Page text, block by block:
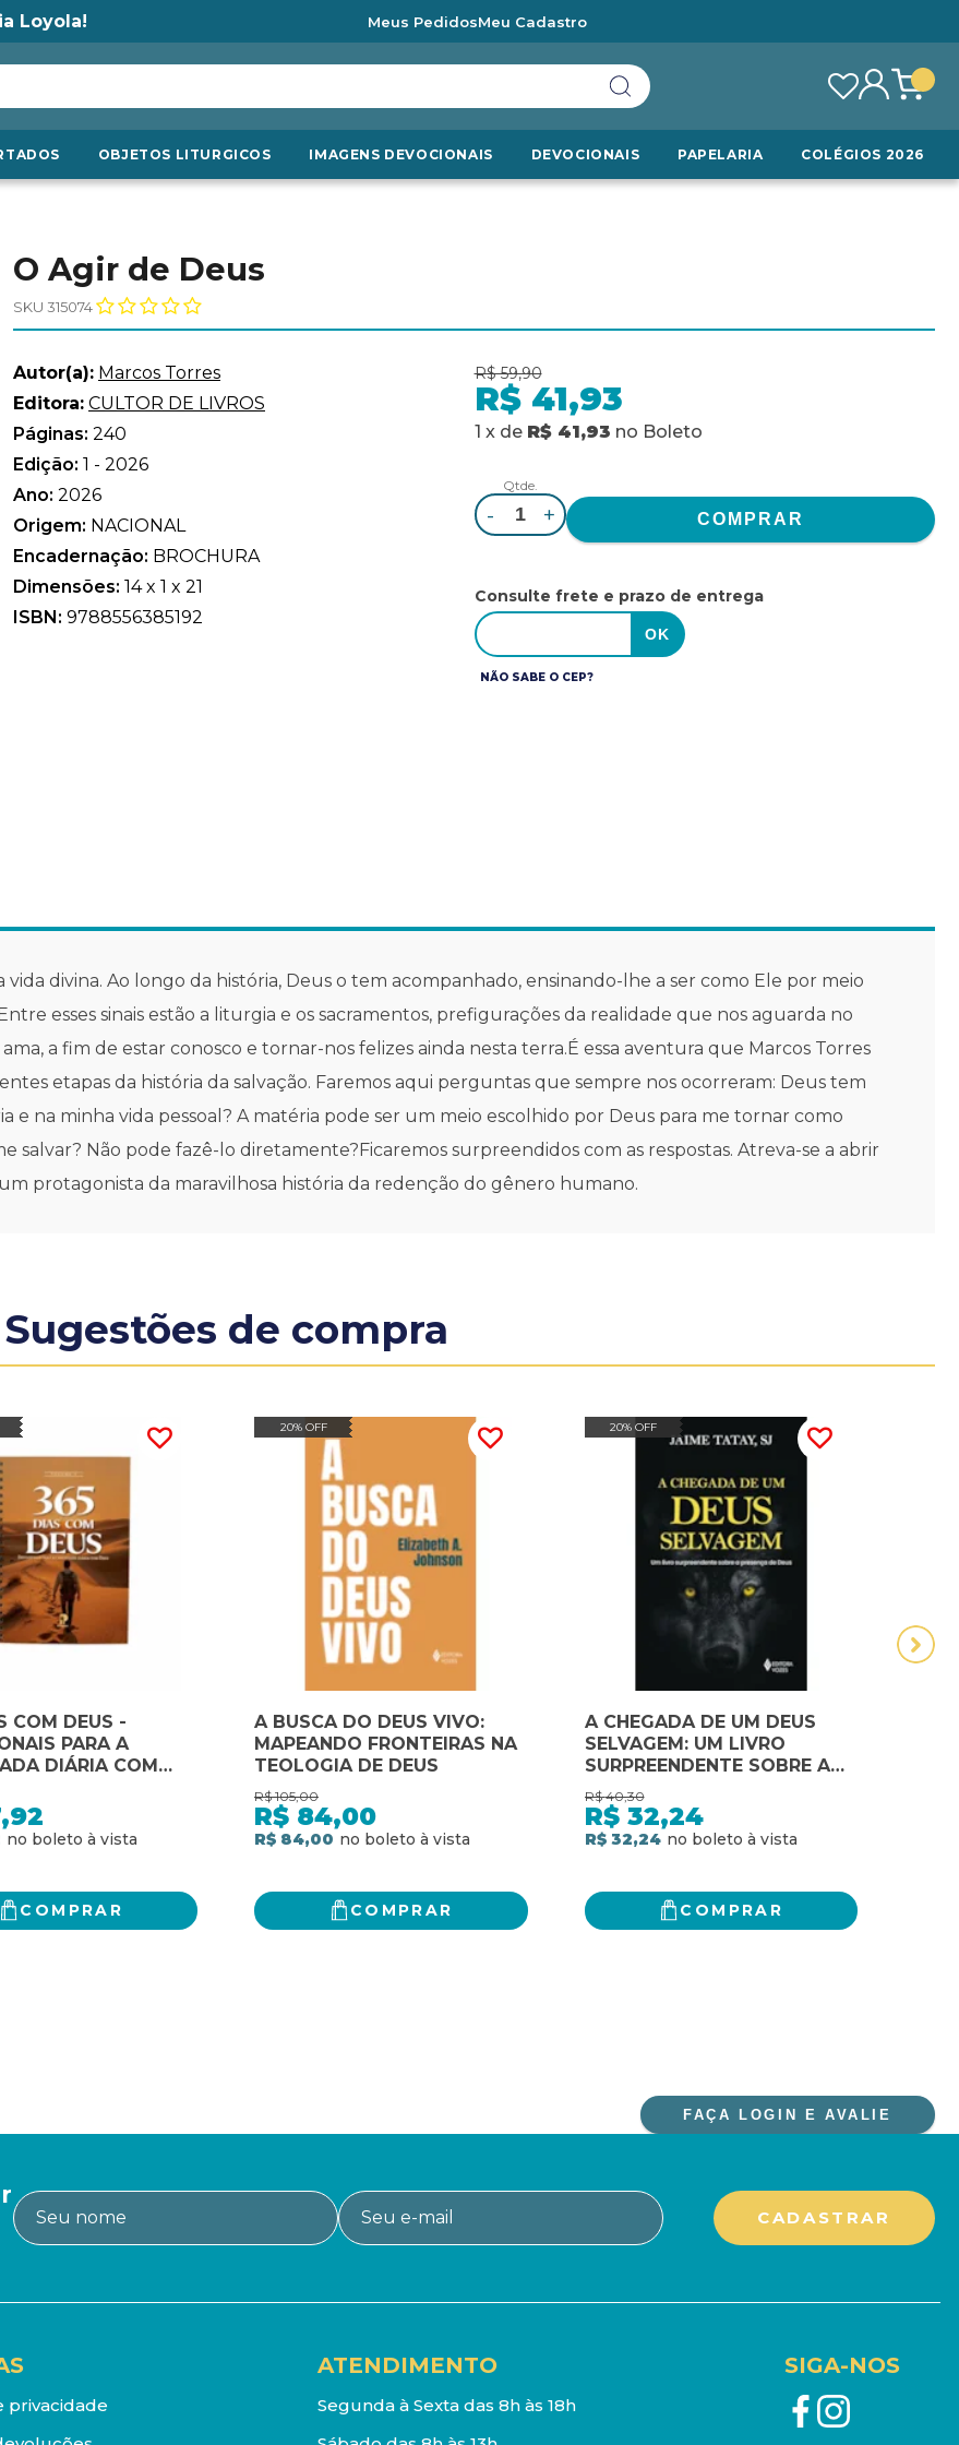
Loyola! Meus PedidosMeu Cadastro
OBJETOS LITURGICOS IMAGENS DEVOCIONAIS DEVOCIONAIS PAPELARIA COLÉGIOS 2026
O Agir de Deus
SKU 315074
Autor(a): Marcos Torres
Editora: CULTOR DE LIVROS
Páginas: 240
Edição: 1 - 2026
Ano: 2026
Origem: NACIONAL
Encadernação: BROCHURA
Dimensões: 14 x 1 x 21
ISBN: 9788556385192
R$ 59,90
R$ 41,93
1 x de R$ 41,93 no Boleto
Qtde.
- +
Consulte frete e prazo de entrega
NÃO SABE O CEP?
divina. Ao longo da história, Deus o tem acompanhado, ensinando-lhe a ser como Ele por meio
esses sinais estão a liturgia e os sacramentos, prefigurações da realidade que nos aguarda no
a fim de estar conosco e tornar-nos felizes ainda nesta terra.É essa aventura que Marcos Torres
etapas da história da salvação. Faremos aqui perguntas que sempre nos ocorreram: Deus tem
e na minha vida pessoal? A matéria pode ser um meio escolhido por Deus para me tornar como
salvar? Não pode fazê-lo diretamente?Ficaremos surpreendidos com as respostas. Atreva-se a abrir
protagonista da maravilhosa história da redenção do gênero humano.
Sugestões de compra
COM DEUS -
PARA A
DIÁRIA COM
V
COMPRAR
20% OFF
A BUSCA DO DEUS VIVO:
MAPEANDO FRONTEIRAS NA
TEOLOGIA DE DEUS
R$ 105,00
R$ 84,00
R$ 84,00
COMPRAR
20% OFF
A CHEGADA DE UM DEUS
SELVAGEM: UM LIVRO
SURPREENDENTE SOBRE A
PRESENÇA DE DEUS
R$ 40,30
R$ 32,24
R$ 32,24
COMPRAR
FAÇA LOGIN E AVALIE
privacidade
ATENDIMENTO
Segunda à Sexta das 8h às 18h
SIGA-NOS